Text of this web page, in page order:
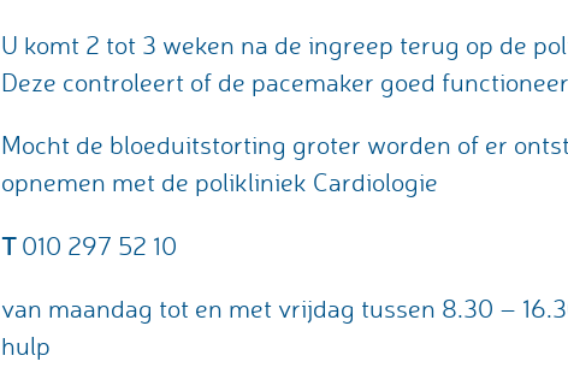
U komt 2 tot 3 weken na de ingreep terug op de
Deze controleert of de pacemaker goed
Mocht de bloeduitstorting groter worden of er
opnemen met de polikliniek Cardiologie
T010 297 52 10
van maandag tot en met vrijdag tussen 8.30 –
hulp